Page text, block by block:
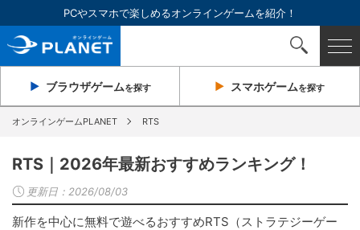
PCやスマホで楽しめるオンラインゲームを紹介！
ブラウザゲームを探す スマホゲームを探す
オンラインゲームPLANET RTS
RTS｜2026年最新おすすめランキング！
更新日： 2026/08/03
新作を中心に無料で遊べるおすすめRTS（ストラテジーゲー